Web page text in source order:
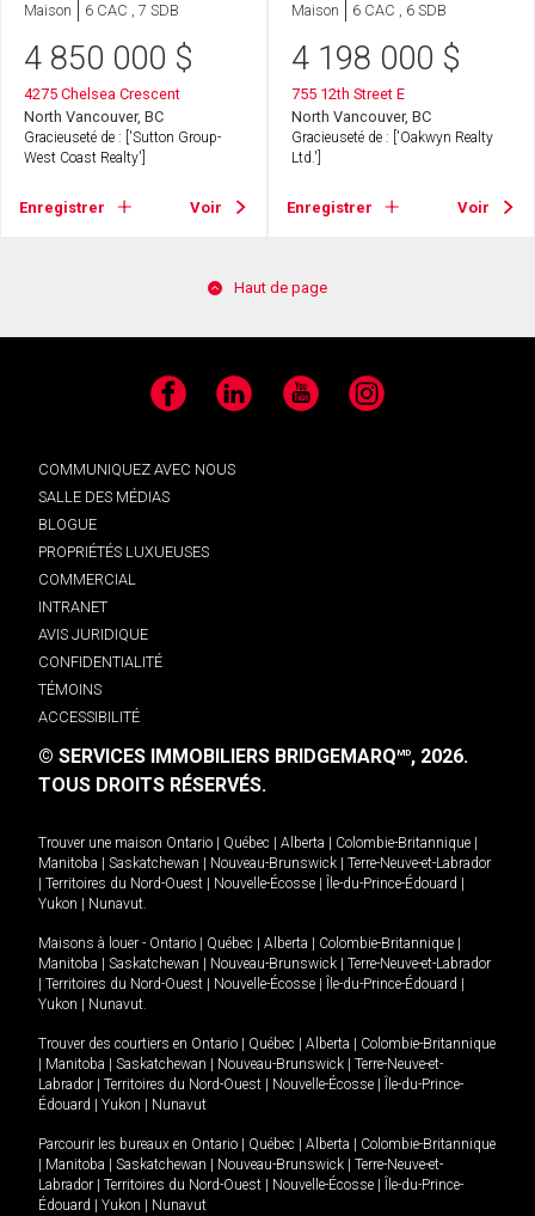
Maison 6 CAC , 7 SDB
4 850 000 $
4275 Chelsea Crescent
North Vancouver, BC
Gracieuseté de : ['Sutton Group-
West Coast Realty']
Enregistrer Voir
Maison 6 CAC , 6 SDB
4 198 000 $
755 12th Street E
North Vancouver, BC
Gracieuseté de : ['Oakwyn Realty
Ltd.']
Enregistrer Voir
Haut de page
Facebook LinkedIn YouTube Instagram
COMMUNIQUEZ AVEC NOUS
SALLE DES MÉDIAS
BLOGUE
PROPRIÉTÉS LUXUEUSES
COMMERCIAL
INTRANET
AVIS JURIDIQUE
CONFIDENTIALITÉ
TÉMOINS
ACCESSIBILITÉ
© SERVICES IMMOBILIERS BRIDGEMARQMD, 2026.
TOUS DROITS RÉSERVÉS.
Trouver une maison Ontario Québec Alberta Colombie-Britannique
Manitoba
Saskatchewan Nouveau-Brunswick
Terre-Neuve-et-Labrador
Territoires du Nord-Ouest Nouvelle-Écosse Île-du-Prince-Édouard
Yukon
Nunavut.
Maisons à louer - Ontario Québec Alberta Colombie-Britannique
Manitoba
Saskatchewan Nouveau-Brunswick
Terre-Neuve-et-Labrador
Territoires du Nord-Ouest Nouvelle-Écosse Île-du-Prince-Édouard
Yukon
Nunavut.
Trouver des courtiers en Ontario Québec Alberta
Colombie-Britannique
Manitoba Saskatchewan Nouveau-Brunswick
Terre-Neuve-et-
Labrador
Territoires du Nord-Ouest Nouvelle-Écosse
Île-du-Prince-
Édouard
Yukon Nunavut
Parcourir les bureaux en Ontario Québec Alberta
Colombie-Britannique
Manitoba Saskatchewan Nouveau-Brunswick
Terre-Neuve-et-
Labrador
Territoires du Nord-Ouest Nouvelle-Écosse
Île-du-Prince-
Édouard
Yukon Nunavut